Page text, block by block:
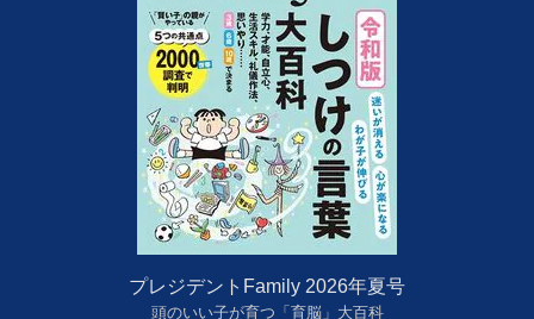
プレジデントFamily 2026年夏号
頭のいい子が育つ「育脳」大百科